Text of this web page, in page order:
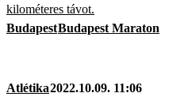
kilométeres távot.
BudapestBudapest Maraton
Atlétika2022.10.09. 11:06